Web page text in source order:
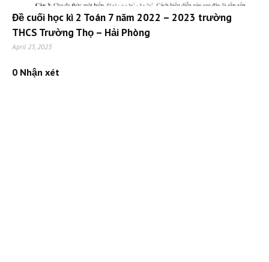
Đề cuối học kì 2 Toán 7 năm 2022 – 2023 trường
THCS Trường Thọ – Hải Phòng
April 23, 2023
0 Nhận xét